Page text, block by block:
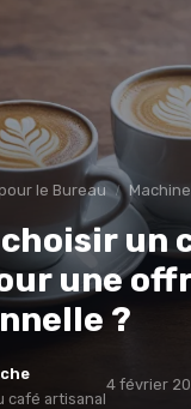
le Bureau
un
une
?
café artisanal
4 février